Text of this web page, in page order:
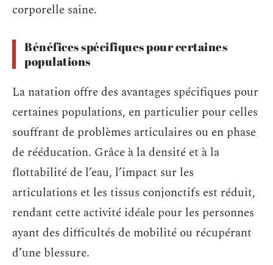
corporelle saine.
Bénéfices spécifiques pour certaines
populations
La natation offre des avantages spécifiques pour
certaines populations, en particulier pour celles
souffrant de problèmes articulaires ou en phase
de rééducation. Grâce à la densité et à la
flottabilité de l’eau, l’impact sur les
articulations et les tissus conjonctifs est réduit,
rendant cette activité idéale pour les personnes
ayant des difficultés de mobilité ou récupérant
d’une blessure.